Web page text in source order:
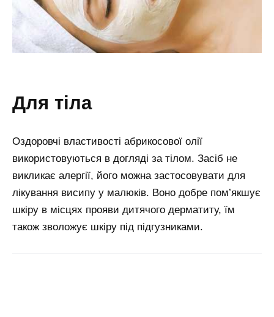
для тіла
Оздоровчі властивості абрикосової олії
використовуються в догляді за тілом. Засіб не
викликає алергії, його можна застосовувати для
лікування висипу у малюків. Воно добре пом’якшує
шкіру в місцях прояви дитячого дерматиту, їм
також зволожує шкіру під підгузниками.